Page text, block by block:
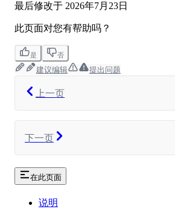
最后修改于 2026年7月23日
此页面对您有帮助吗？
是 否
建议编辑 提出问题
上一页
下一页
在此页面
说明